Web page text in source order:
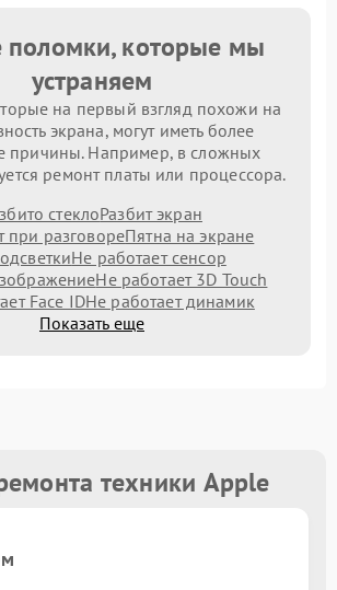
поломки, которые мы
устраняем
на первый взгляд похожи на
экрана, могут иметь более
причины. Например, в сложных
ремонт платы или процессора.
стеклоРазбит экран
при разговореПятна на экране
Не работает сенсор
Не работает 3D Touch
Face IDНе работает динамик
Показать еще
техники Apple